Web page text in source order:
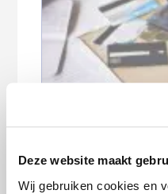
Deze website maakt
Wij gebruiken cookies en